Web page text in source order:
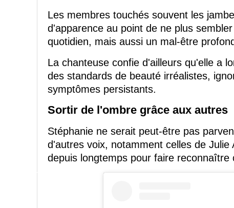
Les membres touchés souvent les
d'apparence au point de ne plus
quotidien, mais aussi un mal-être
La chanteuse confie d'ailleurs qu'elle a
des standards de beauté irréalistes,
symptômes persistants.
Sortir de l'ombre grâce aux autres
Stéphanie ne serait peut-être pas
d'autres voix, notamment celles de Julie
depuis longtemps pour faire reconnaître